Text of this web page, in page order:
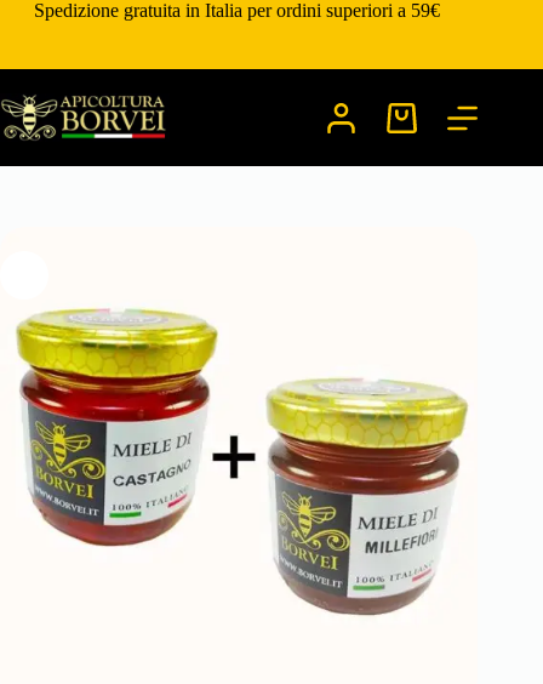
SaltaSpedizione gratuita in Italia per ordini superiori a 59€
Carrello